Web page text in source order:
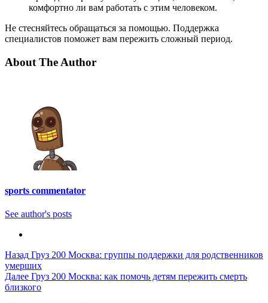
комфортно ли вам работать с этим человеком.
Не стесняйтесь обращаться за помощью. Поддержка
специалистов поможет вам пережить сложный период.
About The Author
sports commentator
See author's posts
Post
Navigation
Назад Груз 200 Москва: группы поддержки для родственников
умерших
Далее Груз 200 Москва: как помочь детям пережить смерть
близкого